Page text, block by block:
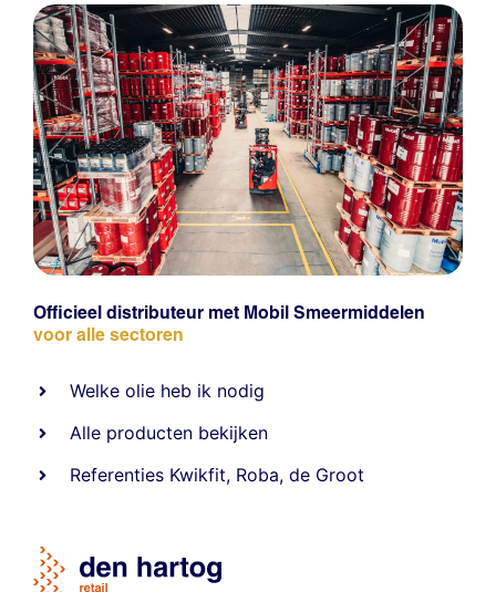
Officieel distributeur met Mobil Smeermiddelen
voor alle sectoren
Welke olie heb ik nodig
Alle producten bekijken
Referenties Kwikfit, Roba,de Groot